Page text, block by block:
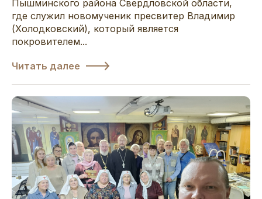
Пышминского района Свердловской области,
где служил новомученик пресвитер Владимир
(Холодковский), который является
покровителем...
Читать далее